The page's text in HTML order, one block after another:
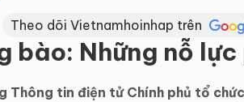
Theo dõi Vietnamhoinhap trên
bào: Những nỗ
tin điện tử Chính phủ tổ